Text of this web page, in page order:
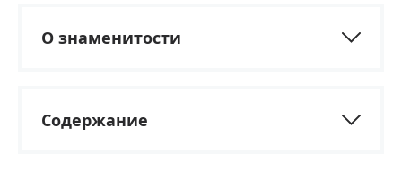
О знаменитости
Содержание